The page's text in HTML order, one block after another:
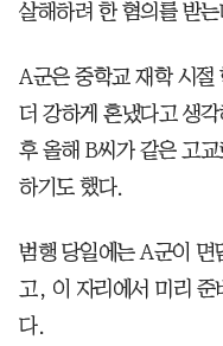
살해하려 한 혐의를 받는
A군은 중학교 재학 시절
더 강하게 혼냈다고 생
후 올해 B씨가 같은 고
하기도 했다.
범행 당일에는 A군이 면
고, 이 자리에서 미리 준
다.